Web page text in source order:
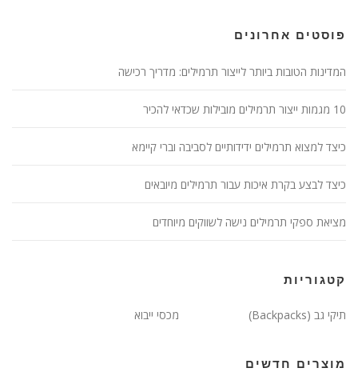
פוסטים אחרונים
המדינות הטובות ביותר לייצור תרמילים: מדריך רכישה
10 מגמות ייצור תרמילים מובילות שכדאי להכיר
כיצד למצוא תרמילים ידידותיים לסביבה וברי קיימא
כיצד לבצע בקרת איכות עבור תרמילים מיובאים
מציאת ספקי תרמילים נישה לשווקים מיוחדים
קטגוריות
מכסי ייבוא תיקי גב (Backpacks)
מוצרים חדשים